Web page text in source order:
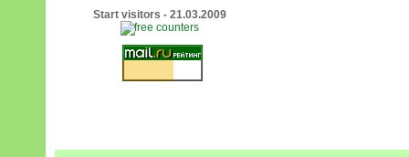
Start visitors - 21.03.2009